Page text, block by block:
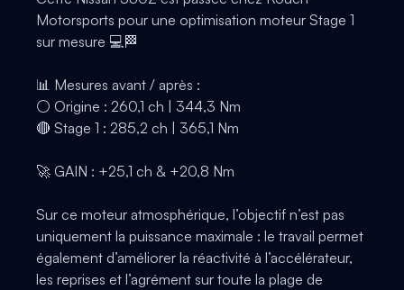
Motorsports pour une optimisation moteur Stage 1
sur mesure 💻🏁
📊 Mesures avant / après :
⚪ Origine : 260,1 ch | 344,3 Nm
🔴 Stage 1 : 285,2 ch | 365,1 Nm
🚀 GAIN : +25,1 ch & +20,8 Nm
Sur ce moteur atmosphérique, l’objectif n’est pas
uniquement la puissance maximale : le travail permet
également d’améliorer la réactivité à l’accélérateur,
les reprises et l’agrément sur toute la plage de